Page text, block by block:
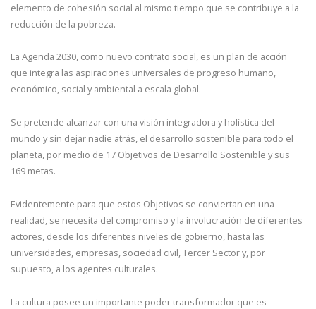
elemento de cohesión social al mismo tiempo que se contribuye a la
reducción de la pobreza.
La Agenda 2030, como nuevo contrato social, es un plan de acción
que integra las aspiraciones universales de progreso humano,
económico, social y ambiental a escala global.
Se pretende alcanzar con una visión integradora y holística del
mundo y sin dejar nadie atrás, el desarrollo sostenible para todo el
planeta, por medio de 17 Objetivos de Desarrollo Sostenible y sus
169 metas.
Evidentemente para que estos Objetivos se conviertan en una
realidad, se necesita del compromiso y la involucración de diferentes
actores, desde los diferentes niveles de gobierno, hasta las
universidades, empresas, sociedad civil, Tercer Sector y, por
supuesto, a los agentes culturales.
La cultura posee un importante poder transformador que es